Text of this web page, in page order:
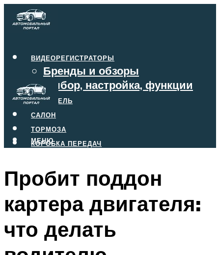
ВИДЕОРЕГИСТРАТОРЫ
Бренды и обзоры
Выбор, настройка, функции
ДВИГАТЕЛЬ
САЛОН
ТОРМОЗА
КОРОБКА ПЕРЕДАЧ
МЕНЮ
МЕНЮ
Пробит поддон
картера двигателя:
что делать